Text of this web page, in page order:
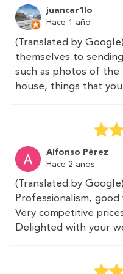
I subsequently
couple of days, and
registration
certification label
Thank you very
professionals and will
(Original)
Profesionalidad y trato
El profesional que
rápido y preciso. Le
vivienda que
Posteriorme tuve el
juancar1lo
Hace 1 año
(Translated by
themselves to
such as photos of
house, things that
which you live. They
so, you can say
The "service" is
the return of the
was expected is just
Taking into account
to fill in the data, this
Alfonso Pérez
Hace 2 años
(Translated by
Professionalism,
Very competitive
Delighted with your